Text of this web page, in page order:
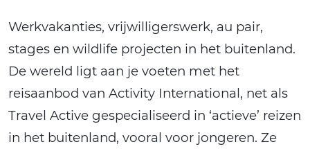
Werkvakanties, vrijwilligerswerk, au pair,
stages en wildlife projecten in het buitenland.
De wereld ligt aan je voeten met het
reisaanbod van Activity International, net als
Travel Active gespecialiseerd in ‘actieve’ reizen
in het buitenland, vooral voor jongeren. Ze